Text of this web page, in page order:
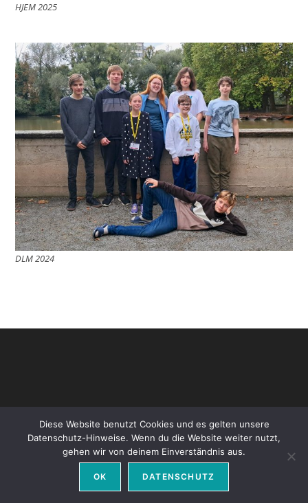
HJEM 2025
DLM 2024
Datenschutz Impressum
Copyright - WordPress Theme by OceanWP
Diese Website benutzt Cookies und es gelten unsere
Datenschutz-Hinweise. Wenn du die Website weiter nutzt,
gehen wir von deinem Einverständnis aus.
OK DATENSCHUTZ